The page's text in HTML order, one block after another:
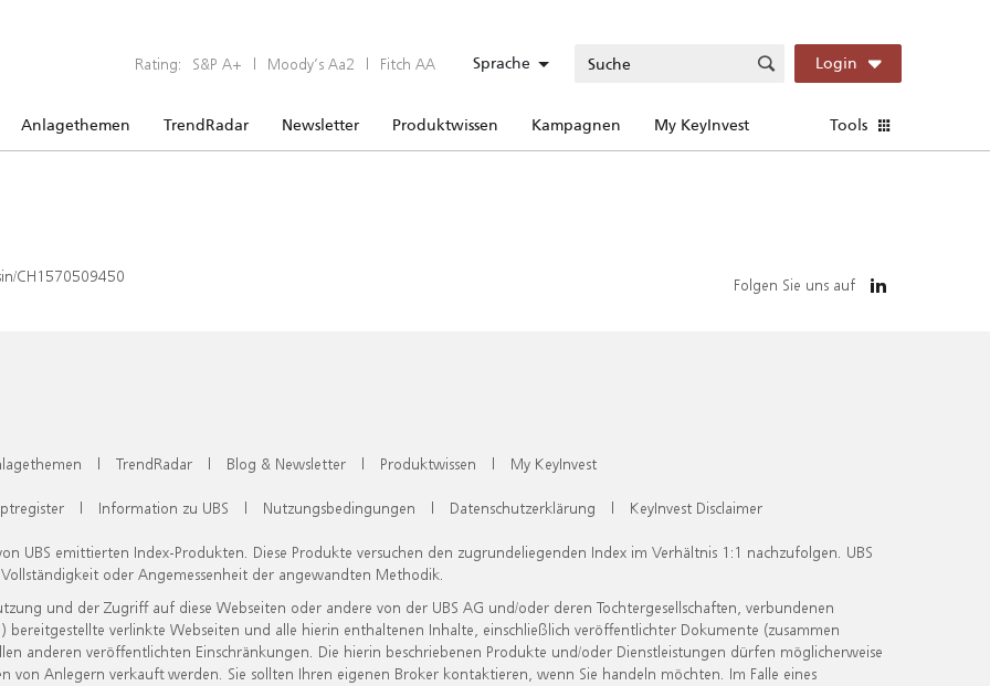
Rating: S&P A+ | Moody’s Aa2 | Fitch AA Sprache Login
Anlagethemen TrendRadar Newsletter Produktwissen Kampagnen My KeyInvest Tools
CH1570509450 Folgen Sie uns auf
| TrendRadar | Blog & Newsletter | Produktwissen | My KeyInvest
| Information zu UBS | Nutzungsbedingungen | Datenschutzerklärung | KeyInvest Disclaimer
UBS emittierten Index-Produkten. Diese Produkte versuchen den zugrundeliegenden Index im Verhältnis 1:1 nachzufolgen. UBS
oder Angemessenheit der angewandten Methodik.
und der Zugriff auf diese Webseiten oder andere von der UBS AG und/oder deren Tochtergesellschaften, verbundenen
verlinkte Webseiten und alle hierin enthaltenen Inhalte, einschließlich veröffentlichter Dokumente (zusammen
anderen veröffentlichten Einschränkungen. Die hierin beschriebenen Produkte und/oder Dienstleistungen dürfen möglicherweise
Anlegern verkauft werden. Sie sollten Ihren eigenen Broker kontaktieren, wenn Sie handeln möchten. Im Falle eines